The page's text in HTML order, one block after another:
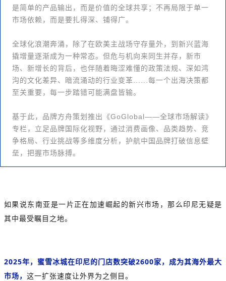
是简单的产品输出，而是价值的全球共享；不再局限于单一
市场依赖，而是要扎得深、铺得广。
全球化浪潮奔涌，除了在欧美主战场守存量外，到新兴蓝海
撬增量逐渐成为一种常态。但危与机向来同生并存，新市
场、新增长的背后，也伴随着晦涩难懂的政策法规、深如鸿
沟的文化差异、暗流涌动的行业变革......每一个出海决策都
至关重要，每一步踏错可能满盘皆输。
基于此，品牌方舟策划推出《GoGlobal——全球市场解读》
专栏，立足品牌国际化视野，通过消费画像、品类趋势、竞
争格局、行业挑战等多维度分析，护航中国品牌打破信息壁
垒，把握市场脉搏。
如果说东南亚是一片正在加速崛起的新兴市场，那么印尼无疑是
其中最受瞩目之地。
2025年，蜜雪冰城在印尼的门店数突破2600家，成为其海外最大
市场， 这一扩张速度让外界为之侧目。